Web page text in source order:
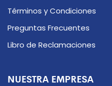
Términos y Condiciones
Preguntas Frecuentes
Libro de Reclamaciones
NUESTRA EMPRESA